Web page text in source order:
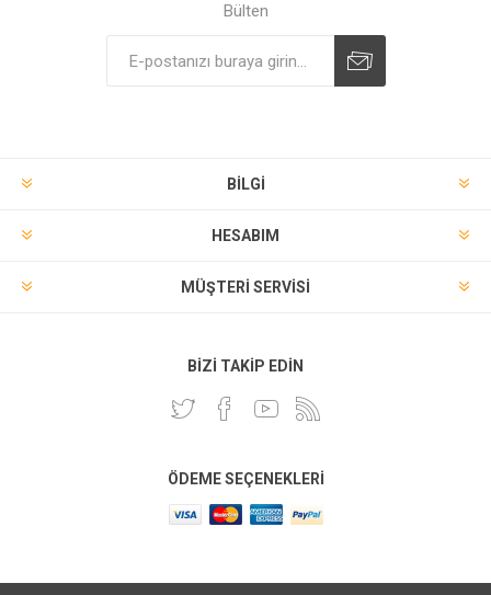
Bülten
BILGI
HESABIM
MÜŞTERI SERVISI
BIZI TAKIP EDIN
ÖDEME SEÇENEKLERI